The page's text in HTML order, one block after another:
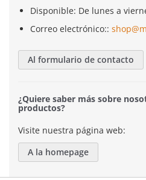
Disponible: De lunes a
Correo electrónico::
Al formulario de contacto
¿Quiere saber más sobre
productos?
Visite nuestra página web:
A la homepage